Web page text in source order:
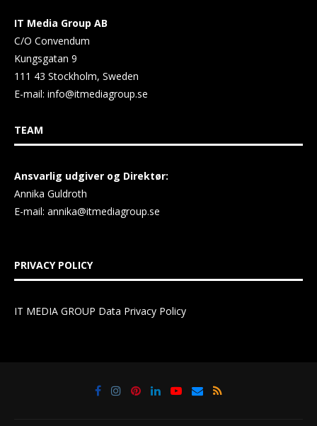
IT Media Group AB
C/O Convendum
Kungsgatan 9
111 43 Stockholm, Sweden
E-mail: info@itmediagroup.se
TEAM
Ansvarlig udgiver og Direktør:
Annika Guldroth
E-mail: annika@itmediagroup.se
PRIVACY POLICY
IT MEDIA GROUP Data Privacy Policy